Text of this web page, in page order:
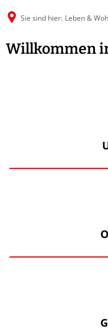
Sie sind hier: Leben &
Willkommen